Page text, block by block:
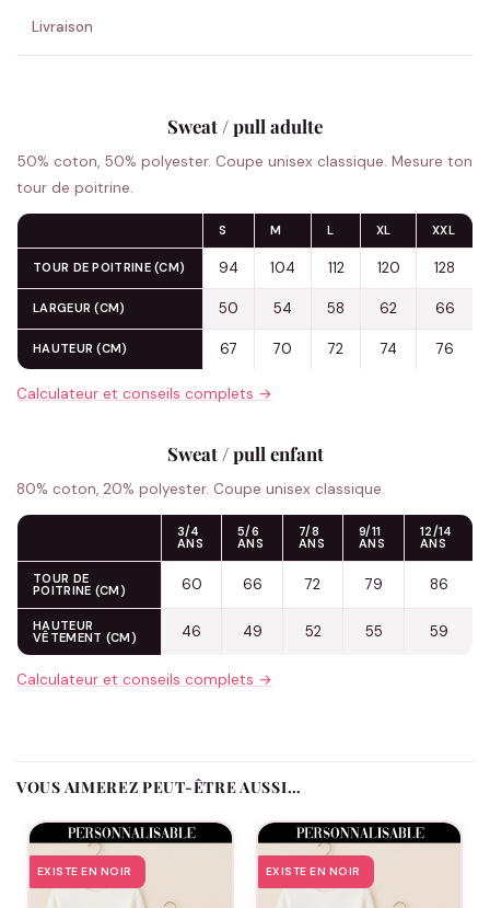
Livraison
Sweat / pull adulte
50% coton, 50% polyester. Coupe unisex classique. Mesure ton
tour de poitrine.
S M L XL XXL
TOUR DE POITRINE (CM) 94 104 112 120 128
LARGEUR (CM) 50 54 58 62 66
HAUTEUR (CM) 67 70 72 74 76
Calculateur et conseils complets →
Sweat / pull enfant
80% coton, 20% polyester. Coupe unisex classique.
3/4
ANS
5/6
ANS
7/8
ANS
9/11
ANS
12/14
ANS
TOUR DE
POITRINE (CM) 60 66 72 79 86
HAUTEUR
VÊTEMENT (CM) 46 49 52 55 59
Calculateur et conseils complets →
VOUS AIMEREZ PEUT-ÊTRE AUSSI…
EXISTE EN NOIR EXISTE EN NOIR